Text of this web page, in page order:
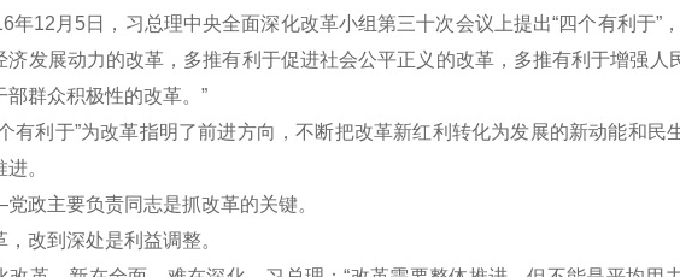
年12月5日，习总理中央全面深化改革小组第三十次会议上提出“四个有利于”
济发展动力的改革，多推有利于促进社会公平正义的改革，多推有利于增强人
部群众积极性的改革。”
利于”为改革指明了前进方向，不断把改革新红利转化为发展的新动能和民
。
主要负责同志是抓改革的关键。
，改到深处是利益调整。